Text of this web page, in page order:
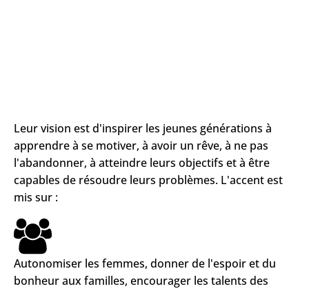
Leur vision est d'inspirer les jeunes générations à
apprendre à se motiver, à avoir un rêve, à ne pas
l'abandonner, à atteindre leurs objectifs et à être
capables de résoudre leurs problèmes. L'accent est
mis sur :
Autonomiser les femmes, donner de l'espoir et du
bonheur aux familles, encourager les talents des